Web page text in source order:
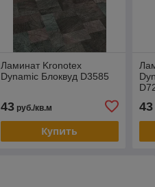
Ламинат Kronotex
Dynamic Блоквуд D3585
43руб./кв.м
Купить
43